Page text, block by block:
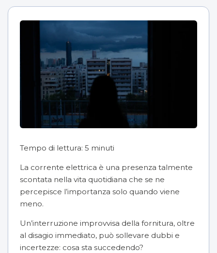
Tempo di lettura: 5 minuti
La corrente elettrica è una presenza talmente
scontata nella vita quotidiana che se ne
percepisce l’importanza solo quando viene
meno.
Un’interruzione improvvisa della fornitura, oltre
al disagio immediato, può sollevare dubbi e
incertezze: cosa sta succedendo?